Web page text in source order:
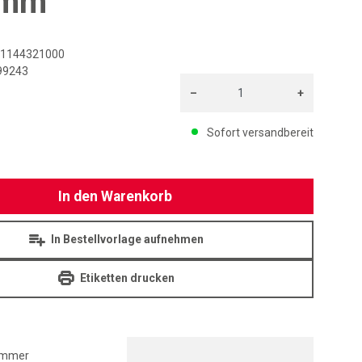
1144321000
Sofort versandbereit
– +
In den Warenkorb
In Bestellvorlage aufnehmen
Etiketten drucken